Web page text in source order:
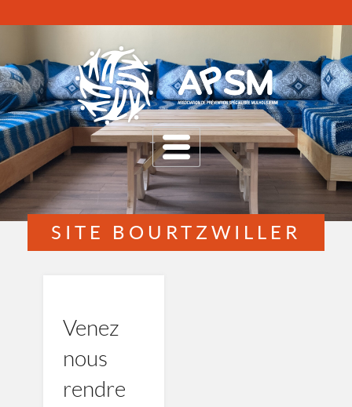
ASSOCIATION DE PRÉVENTION SPÉCIALISÉE MULHOUSIENNE
8 RUE DES CASTORS 68200 MULHOUSE
SITE BOURTZWILLER
Venez
nous
rendre